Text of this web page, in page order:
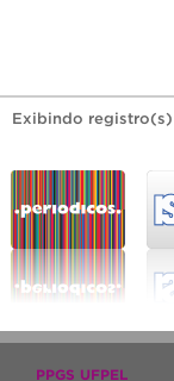
Exibindo registro(s)
PPGS UFPEL